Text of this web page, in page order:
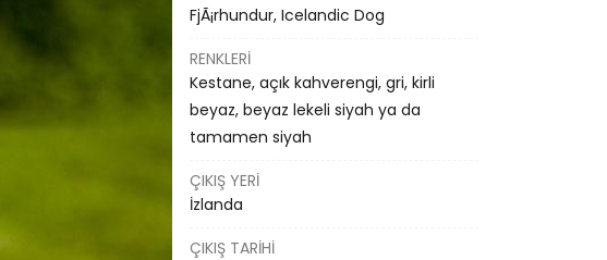
FjÃ¡rhundur, Icelandic Dog
RENKLERI
Kestane, açık kahverengi, gri, kirli
beyaz, beyaz lekeli siyah ya da
tamamen siyah
ÇIKIŞ YERI
İzlanda
ÇIKIŞ TARIHI